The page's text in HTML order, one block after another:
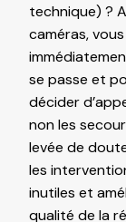
technique) ?
caméras,
se passe et
décider
non les
levée de
les
inutiles et
qualité de la